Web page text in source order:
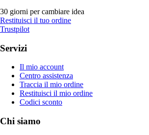
30 giorni per cambiare idea
Restituisci il tuo ordine
Trustpilot
Servizi
Il mio account
Centro assistenza
Traccia il mio ordine
Restituisci il mio ordine
Codici sconto
Chi siamo